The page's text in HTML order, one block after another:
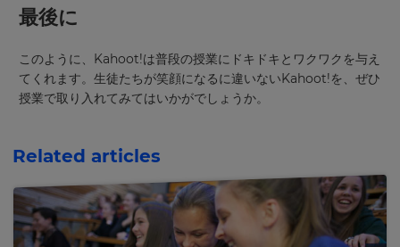
最後に
このように、Kahoot!は普段の授業にドキドキとワクワクを与え
てくれます。生徒たちが笑顔になるに違いないKahoot!を、ぜひ
授業で取り入れてみてはいかがでしょうか。
Related articles
the
site.
Cancel
Save
Settings